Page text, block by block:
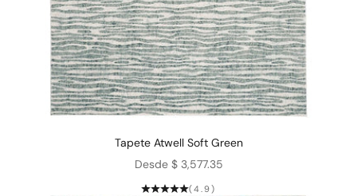
Tapete Atwell Soft Green
Precio de oferta
Desde $ 3,577.35
(4.9)